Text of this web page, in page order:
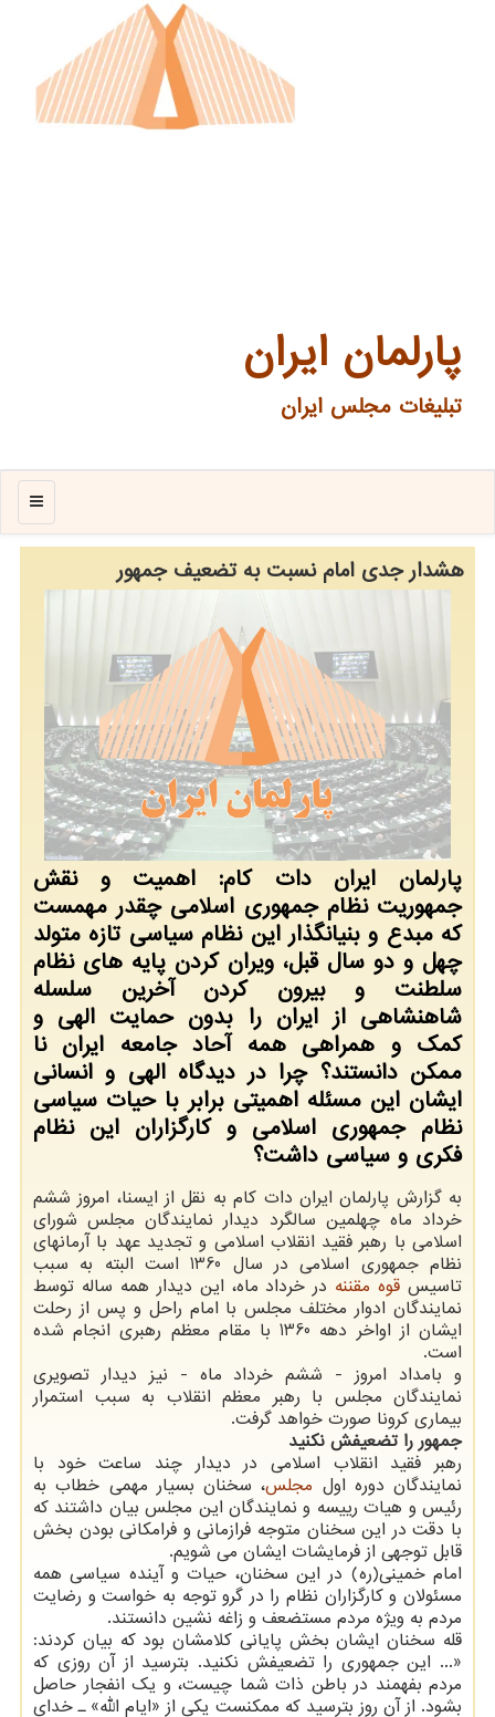
پارلمان ایران
تبلیغات مجلس ایران
منو
هشدار جدی امام نسبت به تضعیف جمهور
پارلمان ایران دات کام: اهمیت و نقش
جمهوریت نظام جمهوری اسلامی چقدر مهمست
که مبدع و بنیانگذار این نظام سیاسی تازه متولد
چهل و دو سال قبل، ویران کردن پایه های نظام
سلطنت و بیرون کردن آخرین سلسله
شاهنشاهی از ایران را بدون حمایت الهی و
کمک و همراهی همه آحاد جامعه ایران نا
ممکن دانستند؟ چرا در دیدگاه الهی و انسانی
ایشان این مسئله اهمیتی برابر با حیات سیاسی
نظام جمهوری اسلامی و کارگزاران این نظام
فکری و سیاسی داشت؟
به گزارش پارلمان ایران دات کام به نقل از ایسنا، امروز ششم
خرداد ماه چهلمین سالگرد دیدار نمایندگان مجلس شورای
اسلامی با رهبر فقید انقلاب اسلامی و تجدید عهد با آرمانهای
نظام جمهوری اسلامی در سال 1360 است البته به سبب
تاسیس قوه مقننه در خرداد ماه، این دیدار همه ساله توسط
نمایندگان ادوار مختلف مجلس با امام راحل و پس از رحلت
ایشان از اواخر دهه 1360 با مقام معظم رهبری انجام شده
است.
و بامداد امروز - ششم خرداد ماه - نیز دیدار تصویری
نمایندگان مجلس با رهبر معظم انقلاب به سبب استمرار
بیماری کرونا صورت خواهد گرفت.
جمهور را تضعیفش نکنید
رهبر فقید انقلاب اسلامی در دیدار چند ساعت خود با
نمایندگان دوره اول مجلس، سخنان بسیار مهمی خطاب به
رئیس و هیات رییسه و نمایندگان این مجلس بیان داشتند که
با دقت در این سخنان متوجه فرازمانی و فرامکانی بودن بخش
قابل توجهی از فرمایشات ایشان می شویم.
امام خمینی(ره) در این سخنان، حیات و آینده سیاسی همه
مسئولان و کارگزاران نظام را در گرو توجه به خواست و رضایت
مردم به ویژه مردم مستضعف و زاغه نشین دانستند.
قله سخنان ایشان بخش پایانی کلامشان بود که بیان کردند:
«... این جمهوری را تضعیفش نکنید. بترسید از آن روزی که
مردم بفهمند در باطن ذات شما چیست، و یک انفجار حاصل
بشود. از آن روز بترسید که ممکنست یکی از «ایام الله» ـ خدای